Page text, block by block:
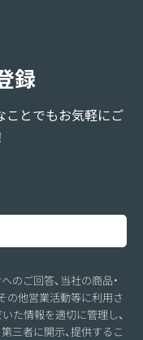
録
ことでもお気軽にご
のご回答、当社の商品・
の他営業活動等に利用さ
た情報を適切に管理し、
三者に開示、提供するこ